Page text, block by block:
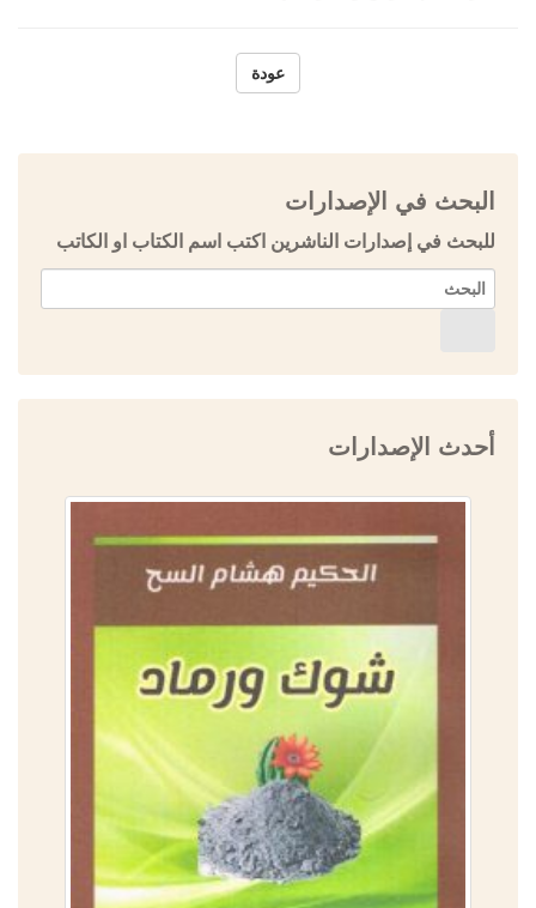
عودة
البحث في الإصدارات
للبحث في إصدارات الناشرين اكتب اسم الكتاب او الكاتب
أحدث الإصدارات